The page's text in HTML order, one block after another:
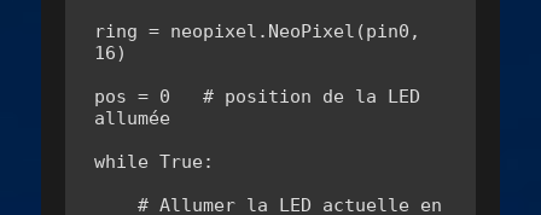
ring = neopixel.NeoPixel(pin0,
16)
pos = 0   # position de la LED
allumée
while True: